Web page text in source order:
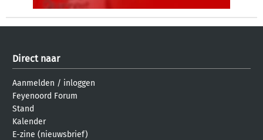
Direct naar
Aanmelden / inloggen
Feyenoord Forum
Stand
Kalender
E-zine (nieuwsbrief)